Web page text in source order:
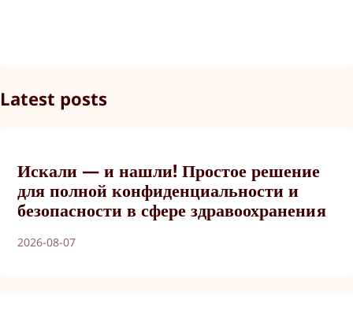
Latest posts
Искали — и нашли! Простое решение
для полной конфиденциальности и
безопасности в сфере здравоохранения
2026-08-07